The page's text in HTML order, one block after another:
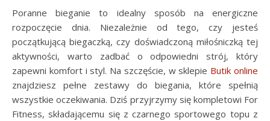
Poranne bieganie to idealny sposób na energiczne
rozpoczęcie dnia. Niezależnie od tego, czy jesteś
początkującą biegaczką, czy doświadczoną miłośniczką tej
aktywności, warto zadbać o odpowiedni strój, który
zapewni komfort i styl. Na szczęście, w sklepie Butik online
znajdziesz pełne zestawy do biegania, które spełnią
wszystkie oczekiwania. Dziś przyjrzymy się kompletowi For
Fitness, składającemu się z czarnego sportowego topu z